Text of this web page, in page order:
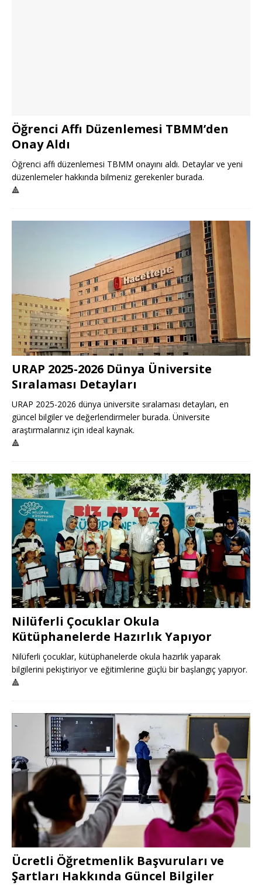
Öğrenci Affı Düzenlemesi TBMM’den
Onay Aldı
Öğrenci affı düzenlemesi TBMM onayını aldı. Detaylar ve yeni
düzenlemeler hakkında bilmeniz gerekenler burada.
🔺
URAP 2025-2026 Dünya Üniversite
Sıralaması Detayları
URAP 2025-2026 dünya üniversite sıralaması detayları, en
güncel bilgiler ve değerlendirmeler burada. Üniversite
araştırmalarınız için ideal kaynak.
🔺
Nilüferli Çocuklar Okula
Kütüphanelerde Hazırlık Yapıyor
Nilüferli çocuklar, kütüphanelerde okula hazırlık yaparak
bilgilerini pekiştiriyor ve eğitimlerine güçlü bir başlangıç yapıyor.
🔺
Ücretli Öğretmenlik Başvuruları ve
Şartları Hakkında Güncel Bilgiler